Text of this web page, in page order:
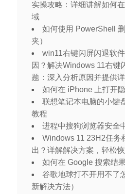
实操攻略：详细讲解如何
域
如何使用 PowerShell
夹）
win11右键闪屏闪退软
因？解决Windows 11右键
题：深入分析原因并提供
如何在 iPhone 上打开
联想笔记本电脑的小键
教程
进程中搜狗浏览器安全
Windows 11 23H2任务
出？详解解决方案，轻松
如何在 Google 搜索结
谷歌地球打不开用不了
新解决方法）